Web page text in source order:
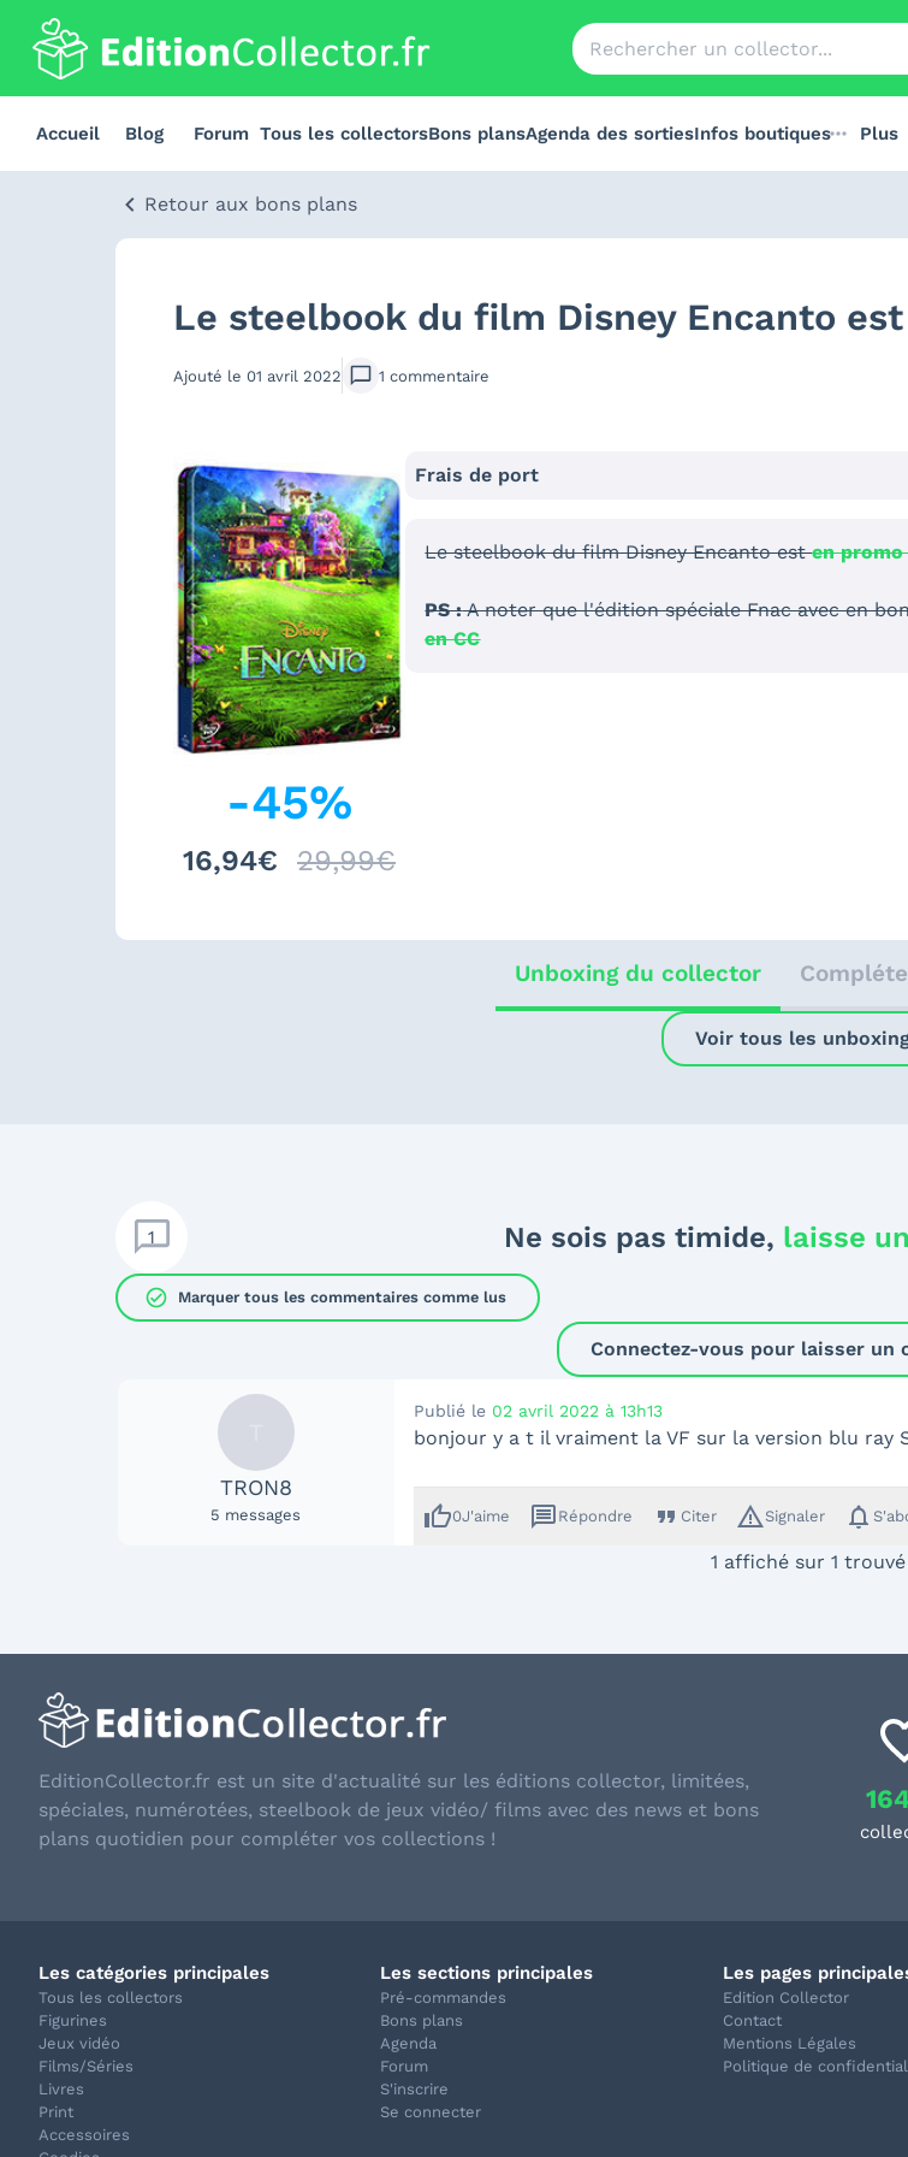
Accueil Blog Forum Tous les collectorsBons plansAgenda des sortiesInfos boutiques Plus
Retour aux bons plans
Le steelbook du film Disney Encanto
Ajouté le 01 avril 2022 1 commentaire
-45%
16,94€ 29,99€
Frais de port
Le steelbook du film Disney Encanto esten
PS :A noter que l'édition spéciale Fnac avec en
en CC
Unboxing du collector
Voir tous les
1 Ne sois pas timide, laisse
check_circle Marquer tous les commentaires comme lus
Connectez-vous pour laisser un
TRON8
5 messages
Publié le 02 avril 2022 à 13h13
bonjour y a t il vraiment la VF sur la version blu ray
thumb_up0J'aime message Répondre format_quote Citer warning_amberSignaler notifications
1 affiché sur 1 trouvé
EditionCollector.fr est un site d'actualité sur les éditions collector, limitées,
spéciales, numérotées, steelbook de jeux vidéo/ films avec des news et bons
plans quotidien pour compléter vos collections !
Les catégories principales
Tous les collectors
Figurines
Jeux vidéo
Films/Séries
Livres
Print
Accessoires
Les sections principales
Pré-commandes
Bons plans
Agenda
Forum
S'inscrire
Se connecter
Les pages
Edition Collector
Contact
Mentions Légales
Politique de